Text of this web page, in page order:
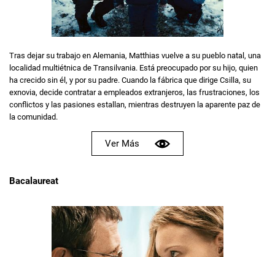
Tras dejar su trabajo en Alemania, Matthias vuelve a su pueblo natal, una
localidad multiétnica de Transilvania. Está preocupado por su hijo, quien
ha crecido sin él, y por su padre. Cuando la fábrica que dirige Csilla, su
exnovia, decide contratar a empleados extranjeros, las frustraciones, los
conflictos y las pasiones estallan, mientras destruyen la aparente paz de
la comunidad.
Ver Más
Bacalaureat